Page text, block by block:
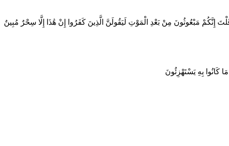
مَبْعُوثُونَ مِنْ بَعْدِ الْمَوْتِ لَيَقُولَنَّ الَّذِينَ كَفَرُوا إِنْ هَٰذَا إِلَّا سِحْرٌ مُبِينٌ
كَانُوا بِهِ يَسْتَهْزِئُونَ